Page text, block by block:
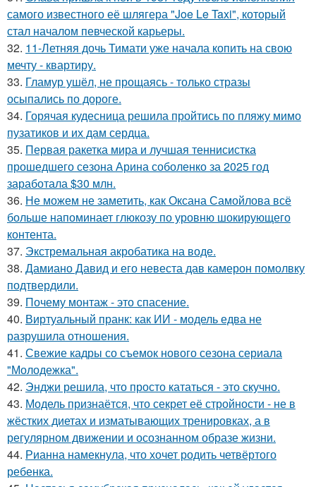
самого известного её шлягера "Joe Le Taxi", который
стал началом певческой карьеры.
32. 11-Летняя дочь Тимати уже начала копить на свою
мечту - квартиру.
33. Гламур ушёл, не прощаясь - только стразы
осыпались по дороге.
34. Горячая кудесница решила пройтись по пляжу мимо
пузатиков и их дам сердца.
35. Первая ракетка мира и лучшая теннисистка
прошедшего сезона Арина соболенко за 2025 год
заработала $30 млн.
36. Не можем не заметить, как Оксана Самойлова всё
больше напоминает глюкозу по уровню шокирующего
контента.
37. Экстремальная акробатика на воде.
38. Дамиано Давид и его невеста дав камерон помолвку
подтвердили.
39. Почему монтаж - это спасение.
40. Виртуальный пранк: как ИИ - модель едва не
разрушила отношения.
41. Свежие кадры со съемок нового сезона сериала
"Молодежка".
42. Энджи решила, что просто кататься - это скучно.
43. Модель признаётся, что секрет её стройности - не в
жёстких диетах и изматывающих тренировках, а в
регулярном движении и осознанном образе жизни.
44. Рианна намекнула, что хочет родить четвёртого
ребенка.